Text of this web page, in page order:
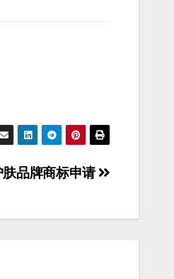
品牌商标申请